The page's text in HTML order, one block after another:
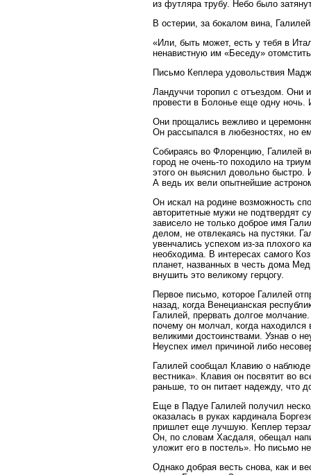
из футляра трубу. Небо было
В остерии, за бокалом вина,
«Или, быть может, есть у тебя в
ненавистную им «Беседу»
Письмо Кеплера удовольствия
Ландуччи торопил с отъездом. Они
провести в Болонье еще одну ночь.
Они прощались вежливо и
Он рассыпался в любезностях, но
Собираясь во Флоренцию, Галилей
город не очень-то походило на
этого он выяснил довольно
А ведь их вели опытнейшие
Он искал на родине возможность
авторитетные мужи не подтвердят
зависело не только доброе имя
делом, не отвлекаясь на пустяки.
увенчались успехом из-за плохого
необходима. В интересах самого
планет, названных в честь дома
внушить это великому герцогу.
Первое письмо, которое Галилей
назад, когда Венецианская
Галилей, прервать долгое
почему он молчал, когда
великими достоинствами. Узнав о
Неуспех имел причиной либо
Галилей сообщал Клавию о
вестника». Клавия он посвятит во
раньше, то он питает надежду, что
Еще в Падуе Галилей получил
оказалась в руках кардинала
пришлет еще лучшую. Кеплер
Он, по словам Хасдаля, обещал
уложит его в постель». Но письмо
Однако добрая весть снова, как и